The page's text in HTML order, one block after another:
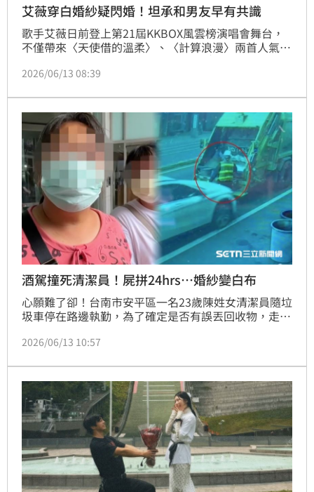
艾薇穿白婚紗疑閃婚！坦承和男友早有共識
歌手艾薇日前登上第21屆KKBOX風雲榜演唱會舞台，
不僅帶來〈天使借的溫柔〉、〈計算浪漫〉兩首人氣歌
曲，更挑戰翻唱BLACKPINK成員ROSÉ的〈number
one girl〉，展現驚人的演唱實力。不過近期她因穿上
閃婚疑雲。對此，艾薇受訪時親自回應，坦言和交往四
年的男友對於未來確實已有共識，但距離結婚還有一段
規劃要完成。
2026/06/13 08:39
酒駕撞死清潔員！屍拼24hrs…婚紗變白布
心願難了卻！台南市安平區一名23歲陳姓女清潔員隨垃
圾車停在路邊執勤，為了確定是否有誤丟回收物，走回
身回頭，隨即遭後方一輛賓士車高速追撞，慘淪夾心，
時，才勉強拼湊完成。母親哭到肝腸寸斷，直喊還沒替
女兒披上婚紗，就先蓋白布。肇事駕駛是48歲「扒趴
鴨」老闆鄭傳吉，被判7年9個月徒刑，身揹200萬元債
務，僅表示願將獄中工作所得作為賠償金。
2026/06/13 10:57